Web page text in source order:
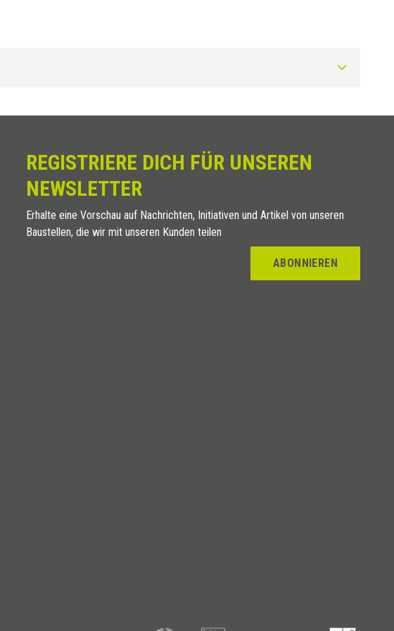
REGISTRIERE DICH FÜR UNSEREN
NEWSLETTER
Erhalte eine Vorschau auf Nachrichten, Initiativen und Artikel von unseren
Baustellen, die wir mit unseren Kunden teilen
ABONNIEREN